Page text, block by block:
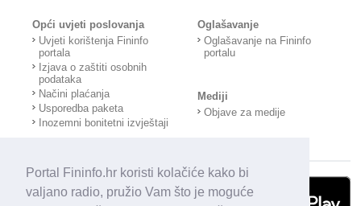
Portal Fininfo.hr koristi kolačiće kako bi
valjano radio, pružio Vam što je moguće
Opći uvjeti poslovanja
Uvjeti korištenja Fininfo
portala
Izjava o zaštiti osobnih
podataka
Načini plaćanja
Usporedba paketa
Inozemni bonitetni izvještaji
Oglašavanje
Oglašavanje na Fininfo
portalu
Mediji
Objave za medije